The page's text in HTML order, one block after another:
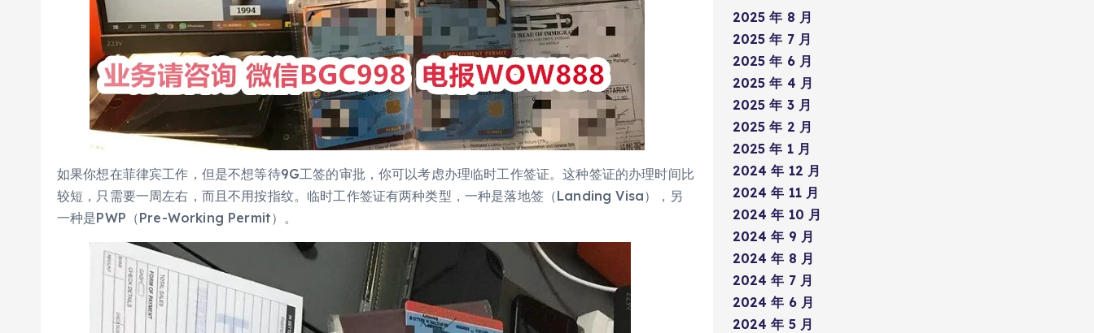
如果你想在菲律宾工作，但是不想等待9G工签的审批，你可以考虑办理临时工作签证。这种签证的办理时间比
较短，只需要一周左右，而且不用按指纹。临时工作签证有两种类型，一种是落地签（Landing Visa），另
一种是PWP（Pre-Working Permit）。
2025 年 8 月
2025 年 7 月
2025 年 6 月
2025 年 4 月
2025 年 3 月
2025 年 2 月
2025 年 1 月
2024 年 12 月
2024 年 11 月
2024 年 10 月
2024 年 9 月
2024 年 8 月
2024 年 7 月
2024 年 6 月
2024 年 5 月